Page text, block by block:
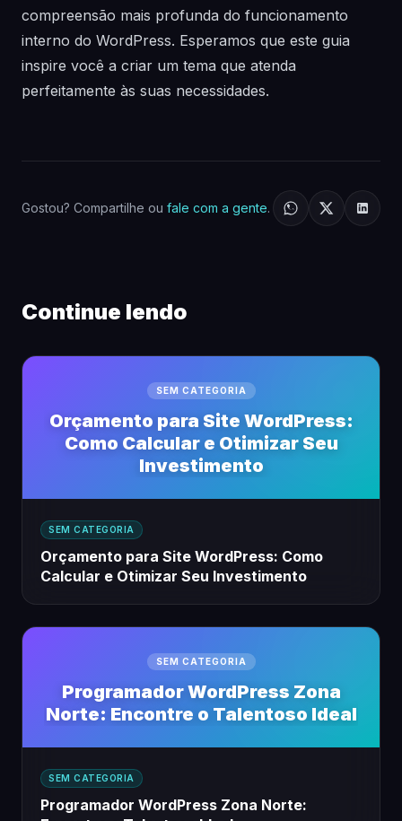
compreensão mais profunda do funcionamento
interno do WordPress. Esperamos que este guia
inspire você a criar um tema que atenda
perfeitamente às suas necessidades.
Gostou? Compartilhe ou fale com a gente.
Continue lendo
SEM CATEGORIA
Orçamento para Site WordPress:
Como Calcular e Otimizar Seu
Investimento
SEM CATEGORIA
Orçamento para Site WordPress: Como
Calcular e Otimizar Seu Investimento
SEM CATEGORIA
Programador WordPress Zona
Norte: Encontre o Talentoso Ideal
SEM CATEGORIA
Programador WordPress Zona Norte: